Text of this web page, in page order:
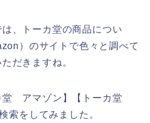
、トーカ堂の商品につい
）のサイトで色々と調べて
だきますね。
堂 アマゾン】【トーカ堂
索をしてみました。